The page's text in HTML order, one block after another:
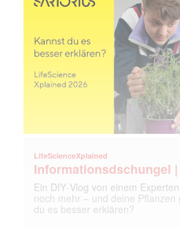
Mit dem
LifeScienceXplained
Informationsdschungel |
Ein DIY‑Vlog von einem
noch mehr – und deine Pflanzen
du es besser erklären?